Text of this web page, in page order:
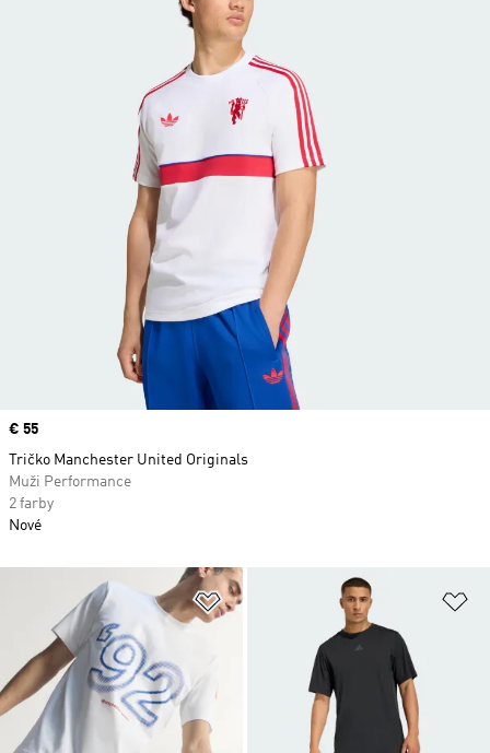
Pridať do zoznamu želaných
Price
€ 55
Tričko Manchester United Originals
Muži Performance
2 farby
Nové